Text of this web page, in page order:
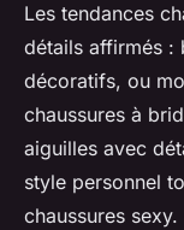
Les tendances
détails affirmés :
décoratifs, ou
chaussures à
aiguilles avec
style personnel
chaussures